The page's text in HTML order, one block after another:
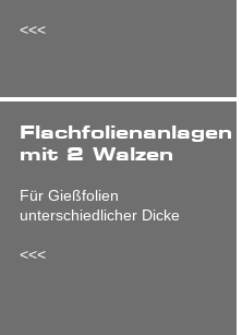
<<<
Flachfolienanlagen
mit 2 Walzen
Für Gießfolien
unterschiedlicher Dicke
<<<